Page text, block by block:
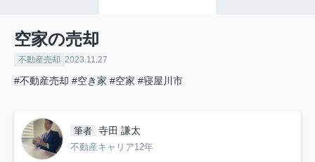
空家の売却
不動産売却 2023.11.27
#不動産売却 #空き家 #空家 #寝屋川市
筆者 寺田 謙太
不動産キャリア12年